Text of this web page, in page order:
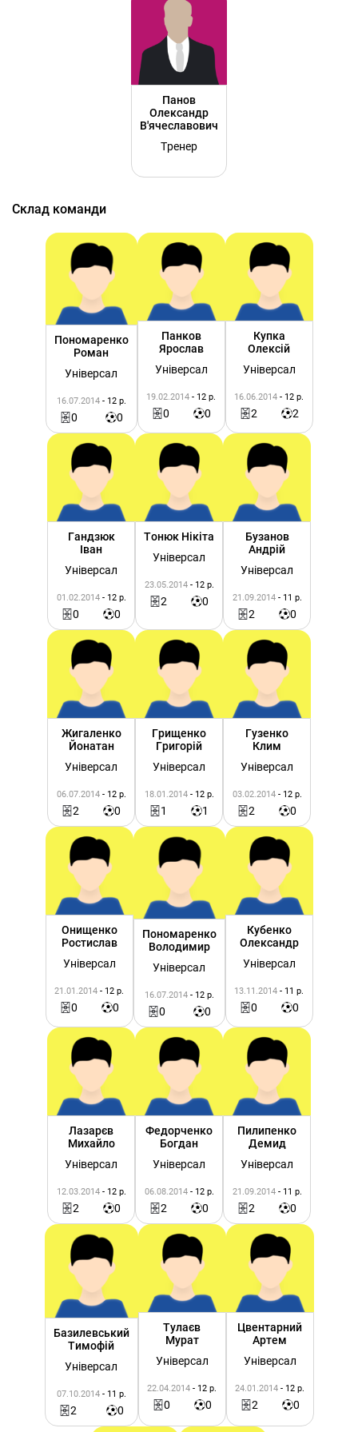
Панов
Олександр
В'ячеславович
Тренер
Склад команди
Пономаренко
Роман
Універсал
16.07.2014 - 12 р.
0 0
Панков
Ярослав
Універсал
19.02.2014 - 12 р.
0 0
Купка
Олексій
Універсал
16.06.2014 - 12 р.
2 2
Гандзюк
Іван
Універсал
01.02.2014 - 12 р.
0 0
Тонюк Нікіта
Універсал
23.05.2014 - 12 р.
2 0
Бузанов
Андрій
Універсал
21.09.2014 - 11 р.
2 0
Жигаленко
Йонатан
Універсал
06.07.2014 - 12 р.
2 0
Грищенко
Григорій
Універсал
18.01.2014 - 12 р.
1 1
Гузенко
Клим
Універсал
03.02.2014 - 12 р.
2 0
Онищенко
Ростислав
Універсал
21.01.2014 - 12 р.
0 0
Пономаренко
Володимир
Універсал
16.07.2014 - 12 р.
0 0
Кубенко
Олександр
Універсал
13.11.2014 - 11 р.
0 0
Лазарєв
Михайло
Універсал
12.03.2014 - 12 р.
2 0
Федорченко
Богдан
Універсал
06.08.2014 - 12 р.
2 0
Пилипенко
Демид
Універсал
21.09.2014 - 11 р.
2 0
Базилевський
Тимофій
Універсал
07.10.2014 - 11 р.
2 0
Тулаєв
Мурат
Універсал
22.04.2014 - 12 р.
0 0
Цвентарний
Артем
Універсал
24.01.2014 - 12 р.
2 0